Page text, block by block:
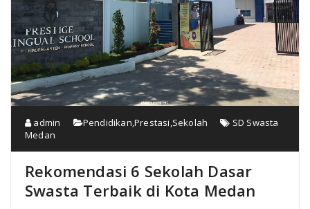
admin Pendidikan ,Prestasi Sekolah
SD Swasta
Medan
Rekomendasi 6 Sekolah Dasar
Swasta Terbaik di Kota Medan